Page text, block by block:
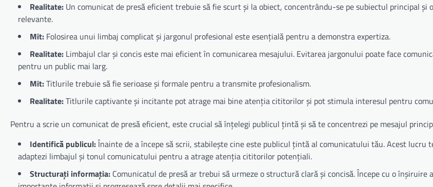
Realitate: Un comunicat de presă eficient trebuie să fie scurt și la obiect, concentrându-se pe subiectul principal și
relevante.
Mit: Folosirea unui limbaj complicat și jargonul profesional este esențială pentru a demonstra expertiza.
Realitate: Limbajul clar și concis este mai eficient în comunicarea mesajului. Evitarea jargonului poate face
pentru un public mai larg.
Mit:Titlurile trebuie să fie serioase și formale pentru a transmite profesionalism.
Realitate:Titlurile captivante și incitante pot atrage mai bine atenția cititorilor și pot stimula interesul pentru
Pentru a scrie un comunicat de presă eficient, este crucial să înțelegi publicul țintă și să te concentrezi pe mesajul
Identifică publicul:Înainte de a începe să scrii, stabilește cine este publicul țintă al comunicatului tău. Acest lucru
adaptezi limbajul și tonul comunicatului pentru a atrage atenția cititorilor potențiali.
Structurați informația: Comunicatul de presă ar trebui să urmeze o structură clară și concisă. Începe cu o înșiruire